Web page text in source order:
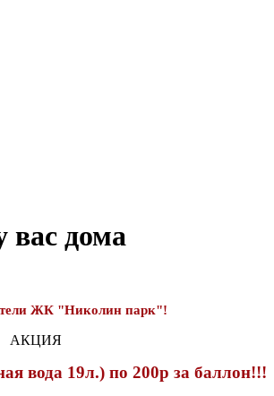
вас дома
ЖК "Николин парк"!
АКЦИЯ
вода 19л.) по 200р за баллон!!!